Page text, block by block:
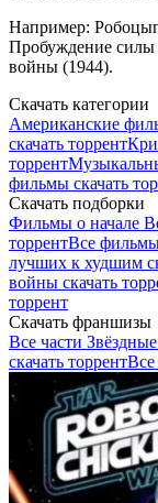
Например:
Пробуждение силы
войны (1944).
Скачать категории
Американские
скачать торрент
торрент
фильмы скачать
Скачать подборки
Фильмы о начале
торрентВсе
лучших к худшим
войны скачать
торрент
Скачать франшизы
Все части
скачать торрентВсе